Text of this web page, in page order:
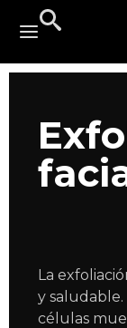
La
y saludable.
células